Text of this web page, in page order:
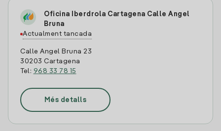
Oficina Iberdrola Cartagena Calle Angel
Bruna
Actualment tancada
Calle Angel Bruna 23
30203 Cartagena
Tel: 968 33 78 15
Més detalls